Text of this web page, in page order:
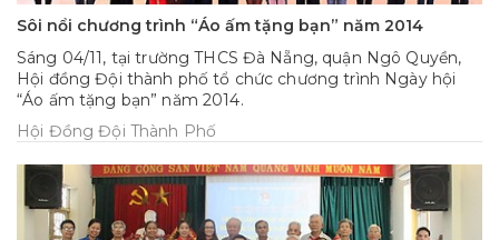
Sôi nổi chương trình “Áo ấm tặng bạn” năm 2014
Sáng 04/11, tại trường THCS Đà Nẵng, quận Ngô Quyền,
Hội đồng Đội thành phố tổ chức chương trình Ngày hội
“Áo ấm tặng bạn” năm 2014.
Hội Đồng Đội Thành Phố